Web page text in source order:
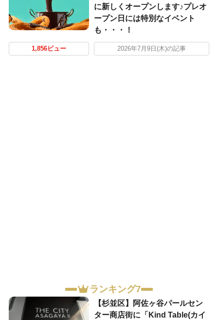
に新しくオープンします♪プレオ
ープン日には特別なイベント
も・・・！
1,856ビュー 2026年7月9日(木)の記事
ランキング7
【杉並区】阿佐ヶ谷パールセン
ター商店街に「Kind Table(カイ